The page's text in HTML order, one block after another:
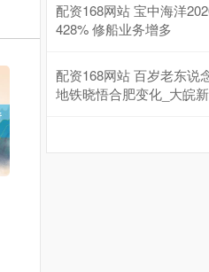
配资168网站 宝中海洋
428% 修船业务增多
配资168网站 百岁老东说
地铁晓悟合肥变化_大皖